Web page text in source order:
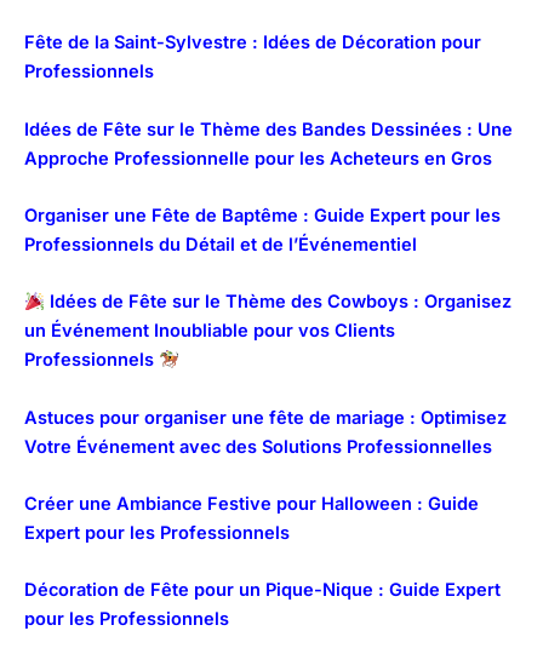
Fête de la Saint-Sylvestre : Idées de Décoration pour
Professionnels
Idées de Fête sur le Thème des Bandes Dessinées : Une
Approche Professionnelle pour les Acheteurs en Gros
Organiser une Fête de Baptême : Guide Expert pour les
Professionnels du Détail et de l’Événementiel
Idées de Fête sur le Thème des Cowboys : Organisez
un Événement Inoubliable pour vos Clients
Professionnels
Astuces pour organiser une fête de mariage : Optimisez
Votre Événement avec des Solutions Professionnelles
Créer une Ambiance Festive pour Halloween : Guide
Expert pour les Professionnels
Décoration de Fête pour un Pique-Nique : Guide Expert
pour les Professionnels